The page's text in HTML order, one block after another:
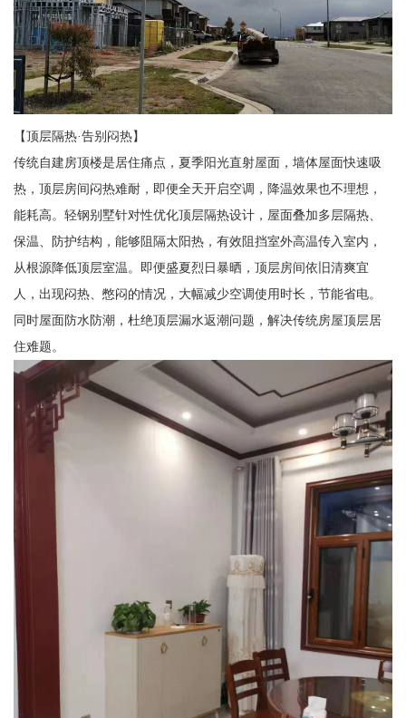
【顶层隔热·告别闷热】
传统自建房顶楼是居住痛点，夏季阳光直射屋面，墙体屋面快速吸
热，顶层房间闷热难耐，即便全天开启空调，降温效果也不理想，
能耗高。轻钢别墅针对性优化顶层隔热设计，屋面叠加多层隔热、
保温、防护结构，能够阻隔太阳热，有效阻挡室外高温传入室内，
从根源降低顶层室温。即便盛夏烈日暴晒，顶层房间依旧清爽宜
人，出现闷热、憋闷的情况，大幅减少空调使用时长，节能省电。
同时屋面防水防潮，杜绝顶层漏水返潮问题，解决传统房屋顶层居
住难题。